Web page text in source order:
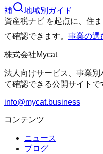
補
地域別ガイド
資産税ナビ を起点に、 住
て確認できます。 事業の選
株式会社Mycat
法人向けサービス、事業
て確認できる公開サイトで
info@mycat.business
コンテンツ
ニュース
ブログ